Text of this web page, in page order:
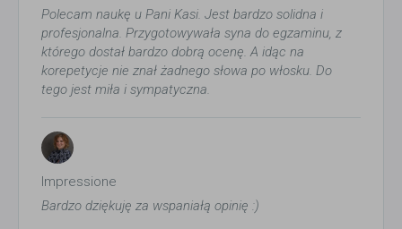
Polecam naukę u Pani Kasi. Jest bardzo solidna i
profesjonalna. Przygotowywała syna do egzaminu, z
którego dostał bardzo dobrą ocenę. A idąc na
korepetycje nie znał żadnego słowa po włosku. Do
tego jest miła i sympatyczna.
Impressione
Bardzo dziękuję za wspaniałą opinię :)